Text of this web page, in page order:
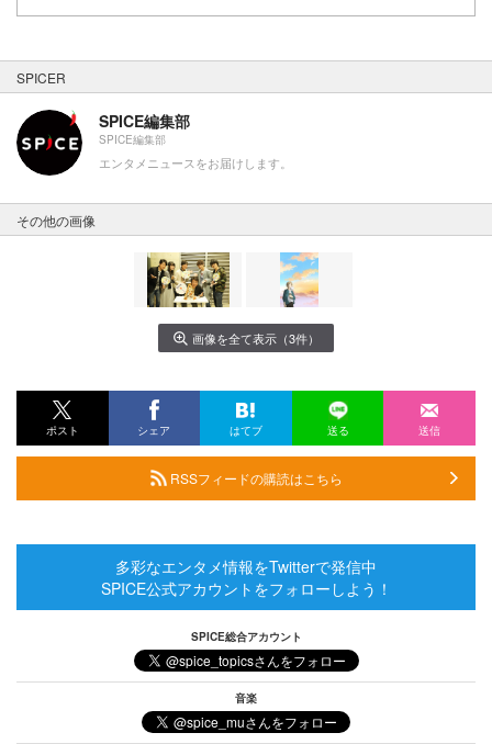
SPICER
SPICE編集部
SPICE編集部
エンタメニュースをお届けします。
その他の画像
画像を全て表示（3件）
ポスト シェア はてブ 送る 送信
RSSフィードの購読はこちら
多彩なエンタメ情報をTwitterで発信中
SPICE公式アカウントをフォローしよう！
SPICE総合アカウント
音楽